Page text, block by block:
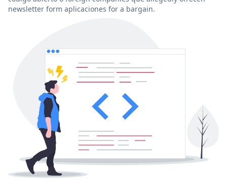
newsletter form aplicaciones for a bargain.